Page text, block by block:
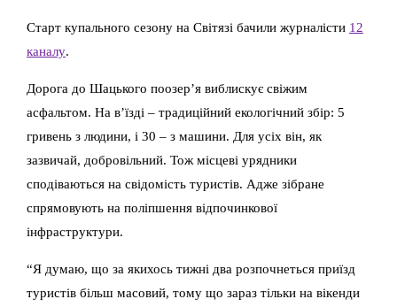
Старт купального сезону на Світязі бачили журналісти 12
каналу.
Дорога до Шацького поозер’я виблискує свіжим
асфальтом. На в’їзді – традиційний екологічний збір: 5
гривень з людини, і 30 – з машини. Для усіх він, як
зазвичай, добровільний. Тож місцеві урядники
сподіваються на свідомість туристів. Адже зібране
спрямовують на поліпшення відпочинкової
інфраструктури.
“Я думаю, що за якихось тижні два розпочнеться приїзд
туристів більш масовий, тому що зараз тільки на вікенди